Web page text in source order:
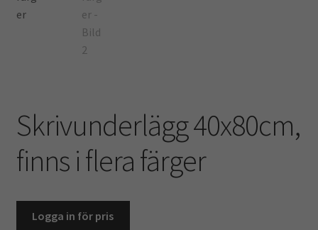
Skola & Förskola
Integritetspolicy
Returpolicy
Skrivunderlägg 40x80cm,
finns i flera färger
Logga in för pris